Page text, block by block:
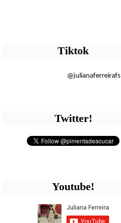
Tiktok
@julianaferreirafs
Twitter!
Youtube!